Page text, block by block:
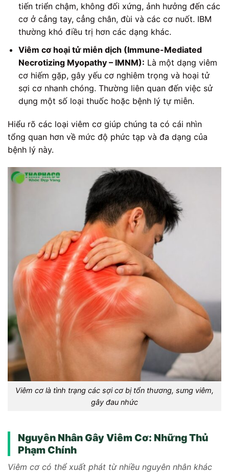
tiến triển chậm, không đối xứng, ảnh hưởng đến các
cơ ở cẳng tay, cẳng chân, đùi và các cơ nuốt. IBM
thường khó điều trị hơn các dạng khác.
Viêm cơ hoại tử miễn dịch (Immune-Mediated
Necrotizing Myopathy – IMNM): Là một dạng viêm
cơ hiếm gặp, gây yếu cơ nghiêm trọng và hoại tử
sợi cơ nhanh chóng. Thường liên quan đến việc sử
dụng một số loại thuốc hoặc bệnh lý tự miễn.
Hiểu rõ các loại viêm cơ giúp chúng ta có cái nhìn
tổng quan hơn về mức độ phức tạp và đa dạng của
bệnh lý này.
Viêm cơ là tình trạng các sợi cơ bị tổn thương, sưng viêm,
gây đau nhức
Nguyên Nhân Gây Viêm Cơ: Những Thủ
Phạm Chính
Viêm cơ có thể xuất phát từ nhiều nguyên nhân khác